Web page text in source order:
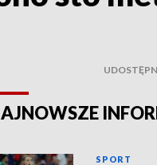
SPORT